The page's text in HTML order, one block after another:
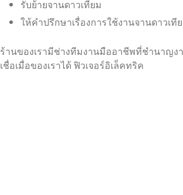
รับย้ายจานดาวเทียม
ให้คำปรึกษาเรื่องการใช้งานจานดาวเที
ร้านของเรามีช่างทีมงานมืออาชีพที่ชำนาญ
เชื่อเมื่อของเราได้ ฟิวเจอร์อิเล็คทริค